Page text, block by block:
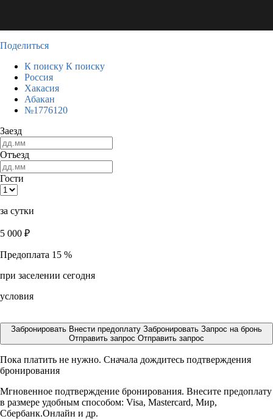
Поделиться
К поиску К поиску
Россия
Хакасия
Абакан
№1776120
Заезд
Отъезд
Гости
за сутки
5 000 ₽
Предоплата 15 %
при заселении сегодня
условия
Забронировать Внести предоплату Забронировать Запрос на бронь
Отправить запрос Отправить запрос
Пока платить не нужно. Сначала дождитесь подтверждения
бронирования
Мгновенное подтверждение бронирования. Внесите предоплату
в размере удобным способом: Visa, Mastercard, Мир,
Сбербанк.Онлайн и др.